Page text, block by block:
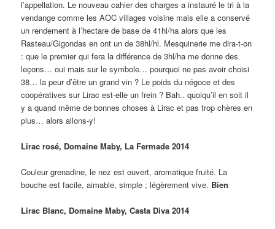
l’appellation. Le nouveau cahier des charges a instauré le tri à la
vendange comme les AOC villages voisine mais elle a conservé
un rendement à l’hectare de base de 41hl/ha alors que les
Rasteau/Gigondas en ont un de 38hl/hl. Mesquinerie me dira-t-on
: que le premier qui fera la différence de 3hl/ha me donne des
leçons… oui mais sur le symbole… pourquoi ne pas avoir choisi
38… la peur d’être un grand vin ? Le poids du négoce et des
coopératives sur Lirac est-elle un frein ? Bah.. quoiqu’il en soit il
y a quand même de bonnes choses à Lirac et pas trop chères en
plus… alors allons-y!
Lirac rosé, Domaine Maby, La Fermade 2014
Couleur grenadine, le nez est ouvert, aromatique fruité. La
bouche est facile, aimable, simple ; légèrement vive. Bien
Lirac Blanc, Domaine Maby, Casta Diva 2014